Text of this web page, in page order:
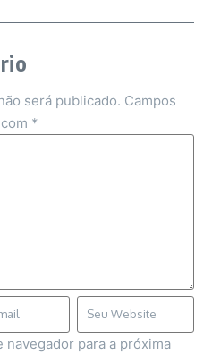
será publicado. Campos
*
navegador para a próxima